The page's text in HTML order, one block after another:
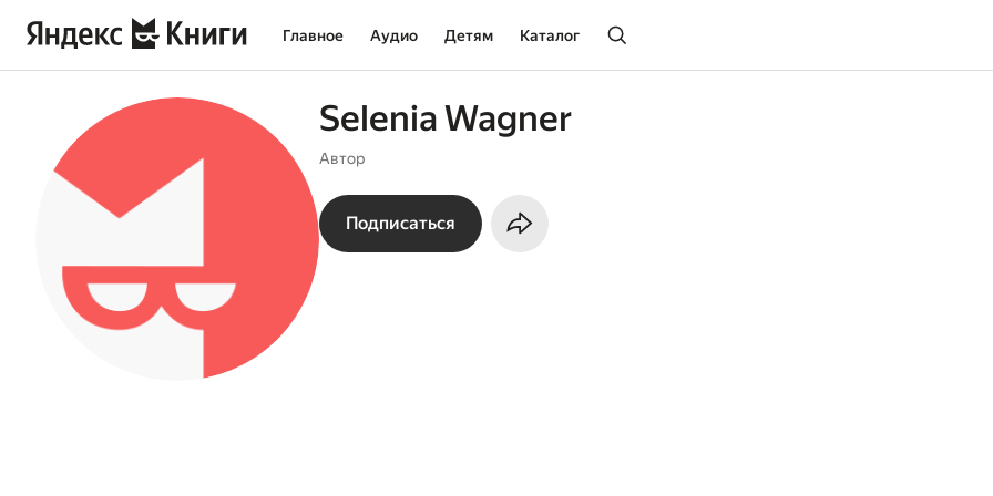
Главное Аудио Детям Каталог
Selenia Wagner
Автор
Подписаться